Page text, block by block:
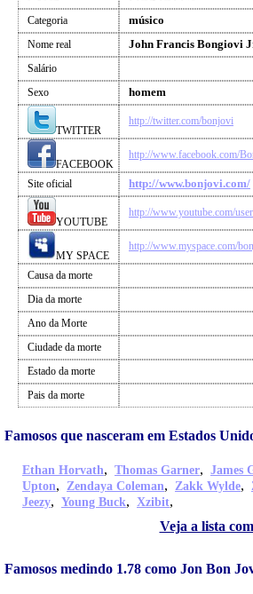
Categoria músico
Nome real John Francis Bongiovi
Salário
Sexo
homem
TWITTER
http://twitter.com/bonjovi
FACEBOOK
http://www.facebook.com/
Site oficial http://www.bonjovi.com/
YOUTUBE
http://www.youtube.com/
MY SPACE
http://www.myspace.com/
Causa da morte
Dia da morte
Ano da Morte
Ciudade da morte
Estado da morte
Pais da morte
Famosos que nasceram em Estados
Ethan Horvath, Thomas Garner, James
Upton, Zendaya Coleman, Zakk Wylde,
Jeezy, Young Buck, Xzibit,
Veja a lista
Famosos medindo 1.78 como Jon Bon